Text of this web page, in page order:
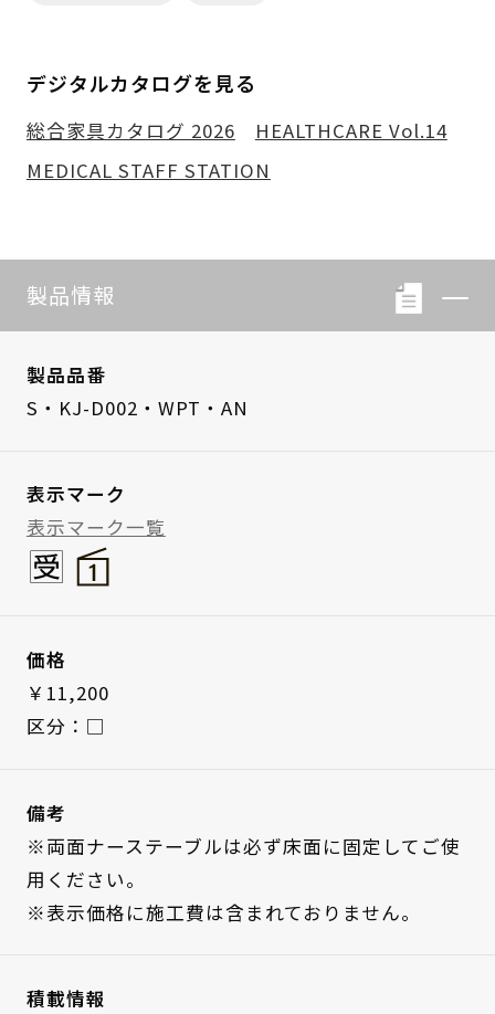
デジタルカタログを見る
総合家具カタログ 2026
HEALTHCARE Vol.14
MEDICAL STAFF STATION
製品情報
製品品番
S・KJ-D002・WPT・AN
表示マーク
表示マーク一覧
価格
￥11,200
区分：□
備考
※両面ナーステーブルは必ず床面に固定してご使
用ください。
※表示価格に施工費は含まれておりません。
積載情報